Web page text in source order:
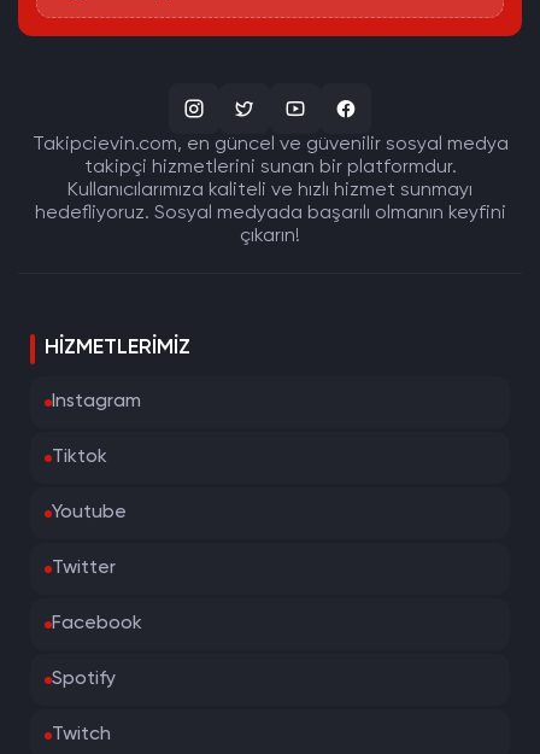
Takipcievin.com, en güncel ve güvenilir sosyal medya
takipçi hizmetlerini sunan bir platformdur.
Kullanıcılarımıza kaliteli ve hızlı hizmet sunmayı
hedefliyoruz. Sosyal medyada başarılı olmanın keyfini
çıkarın!
HIZMETLERIMIZ
Instagram
Tiktok
Youtube
Twitter
Facebook
Spotify
Twitch